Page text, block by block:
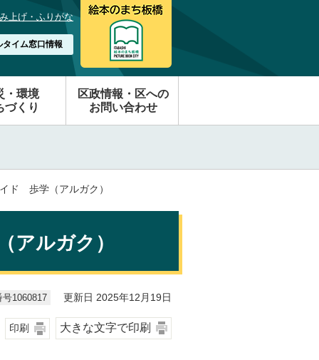
上げ・ふりがな
タイム窓口情報
・環境
づくり
区政情報・区への
お問い合わせ
ド 歩学（アルガク）
ルガク）
号1060817 更新日 2025年12月19日
印刷 大きな文字で印刷